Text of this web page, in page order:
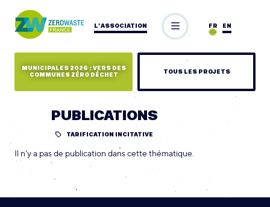
L’ASSOCIATION EN
FR
MUNICIPALES 2026 : VERS DES
COMMUNES ZÉRO DÉCHET
TOUS LES PROJETS
PUBLICATIONS
TARIFICATION INCITATIVE
Il n'y a pas de publication dans cette thématique.